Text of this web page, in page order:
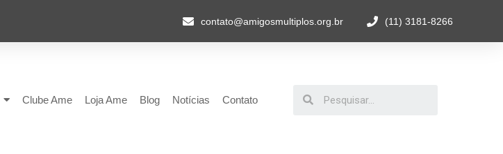
contato@amigosmultiplos.org.br (11) 3181-8266
Clube Ame Loja Ame Blog Notícias Contato